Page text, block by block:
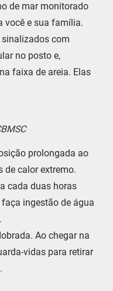
de mar monitorado
você e sua família.
sinalizados com
no posto e,
faixa de areia. Elas
prolongada ao
de calor extremo.
cada duas horas
ingestão de água
Ao chegar na
vidas para retirar